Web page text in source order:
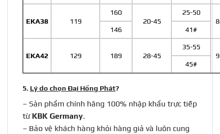
EKA38 119
160
20-45
25-50
146
41#
EKA42 129 189 28-45
35-55
45#
5. Lý do chọn Đại Hồng Phát?
– Sản phẩm chính hãng 100% nhập khẩu trực tiếp
từ KBK Germany.
– Bảo vệ khách hàng khỏi hàng giả và luôn cung